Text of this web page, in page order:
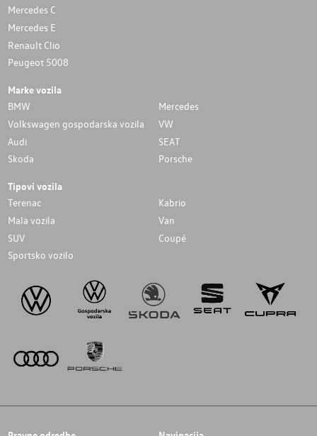
Mercedes C
Mercedes E
Renault Clio
Peugeot 5008
Marke vozila
BMW
Mercedes
Volkswagen gospodarska vozila
VW
Audi
SEAT
Skoda
Porsche
Tipovi vozila
Terenac
Kabrio
Mala vozila
Van
SUV
Coupé
Sportsko vozilo